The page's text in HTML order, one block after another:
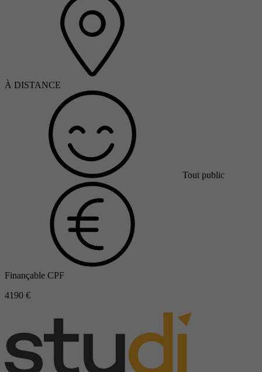
À DISTANCE
Tout public
Finançable CPF
4190 €